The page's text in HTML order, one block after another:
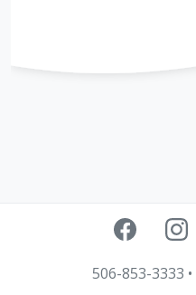
506-853-3333 •